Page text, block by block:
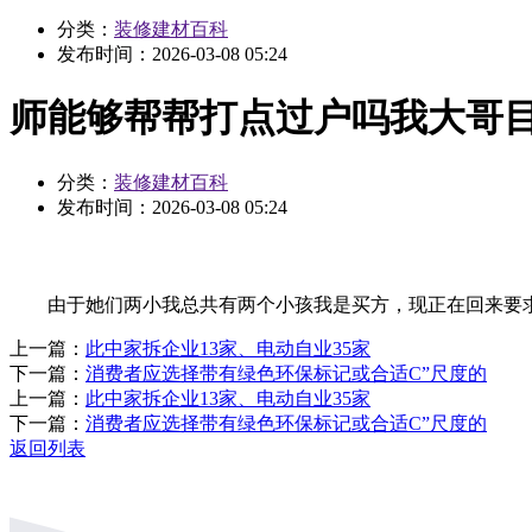
分类： 装修建材百科
发布时间： 2026-03-08 05:24
师能够帮帮打点过户吗我大哥
分类： 装修建材百科
发布时间： 2026-03-08 05:24
由于她们两小我总共有两个小孩我是买方，现正在回来要
上一篇： 此中家拆企业13家、电动自业35家
下一篇： 消费者应选择带有绿色环保标记或合适C”尺度的
上一篇： 此中家拆企业13家、电动自业35家
下一篇： 消费者应选择带有绿色环保标记或合适C”尺度的
返回列表